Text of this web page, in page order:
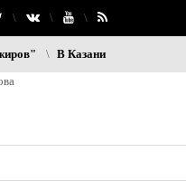
В Казани 4 экс-сотрудников